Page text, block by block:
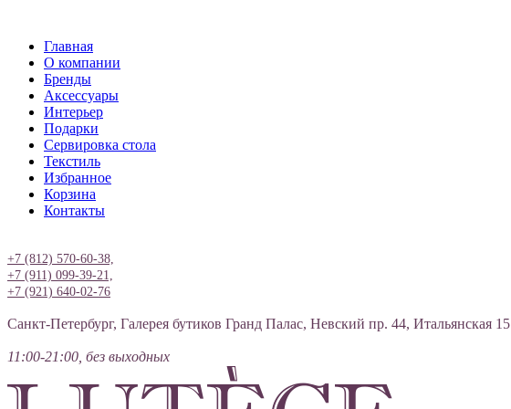
Главная
О компании
Бренды
Аксессуары
Интерьер
Подарки
Сервировка стола
Текстиль
Избранное
Корзина
Контакты
+7 (812) 570-60-38,
+7 (911) 099-39-21,
+7 (921) 640-02-76
Санкт-Петербург, Галерея бутиков Гранд Палас, Невский пр. 44, Итальянская 15
11:00-21:00, без выходных